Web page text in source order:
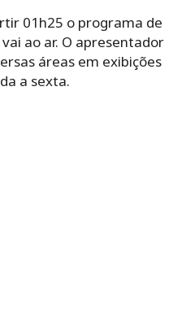
01h25 o programa de
ao ar. O apresentador
áreas em exibições
a sexta.